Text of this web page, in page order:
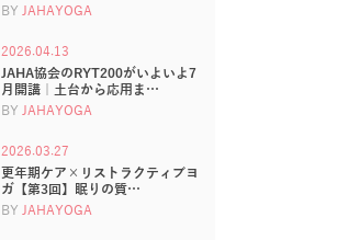
BY JAHAYOGA
2026.04.13
JAHA協会のRYT200がいよいよ7
月開講｜土台から応用ま…
BY JAHAYOGA
2026.03.27
更年期ケア×リストラクティブヨ
ガ【第3回】眠りの質…
BY JAHAYOGA